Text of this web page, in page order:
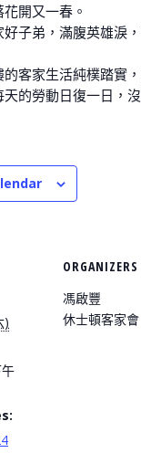
開又一春。
好子弟，滿腹英雄淚
的客家生活純樸踏實
的勞動日復一日，
)
ORGANIZERS
馮啟豐
休士頓客家會